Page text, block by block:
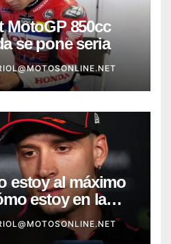
MotoGP 850cc
se pone seria
estoy al máximo
estoy en la
será una